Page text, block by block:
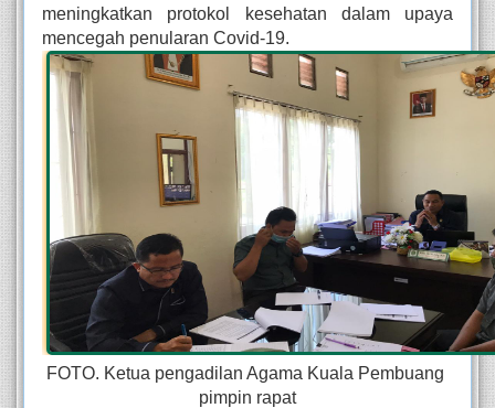
meningkatkan protokol kesehatan dalam upaya
mencegah penularan Covid-19.
FOTO. Ketua pengadilan Agama Kuala Pembuang
pimpin rapat